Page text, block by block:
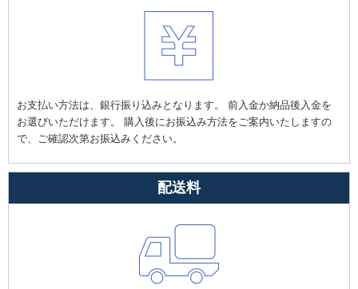
お支払い方法は、銀行振り込みとなります。 前入金か納品後入金を
お選びいただけます。 購入後にお振込み方法をご案内いたしますの
で、ご確認次第お振込みください。
配送料